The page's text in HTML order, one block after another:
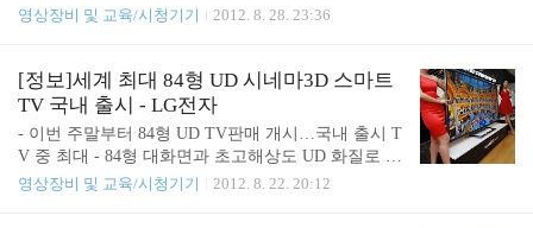
어대고 음식에 반응.. 분위기가 한국이 아닌듯.. 뒤에 웹사이트 주소
어가 재미있네요.. 광고효과도 꽤 괜찮았을듯..
영상장비 및 교육/시청기기 2012. 8. 28. 23:36
[정보]세계 최대 84형 UD 시네마3D 스마트
TV 국내 출시 - LG전자
- 이번 주말부터 84형 UD TV판매 개시…국내 출시 T
V 중 최대 - 84형 대화면과 초고해상도 UD 화질로 리
얼리티 극대화 - LG전자만의 ‘시네마3D UD 엔진’ 탑
영상장비 및 교육/시청기기 2012. 8. 22. 20:12